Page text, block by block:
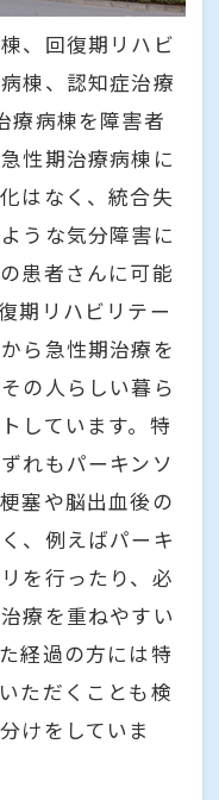
、回復期リハビ
棟、認知症治療
療病棟を障害者
性期治療病棟に
はなく、統合失
うな気分障害に
患者さんに可能
期リハビリテー
ら急性期治療を
の人らしい暮ら
しています。特
れもパーキンソ
塞や脳出血後の
、例えばパーキ
を行ったり、必
療を重ねやすい
経過の方には特
ただくことも検
けをしていま